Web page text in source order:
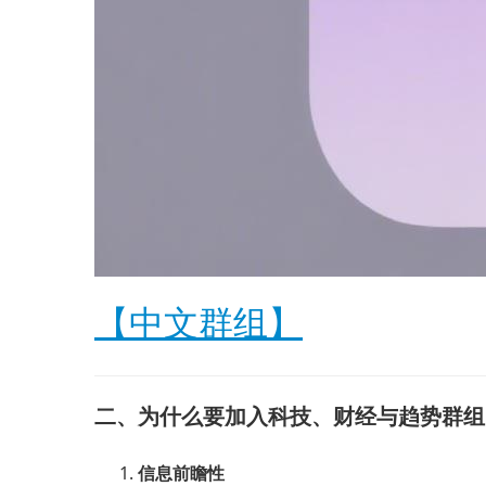
【中文群组】
二、为什么要加入科技、财经与趋势群
信息前瞻性